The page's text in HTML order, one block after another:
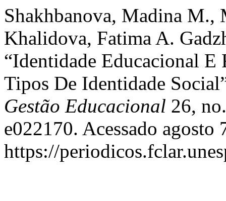
Shakhbanova, Madina M.,
Khalidova, Fatima A.
“Identidade Educacional
Tipos De Identidade
Gestão Educacional 26,
e022170. Acessado agosto
https://